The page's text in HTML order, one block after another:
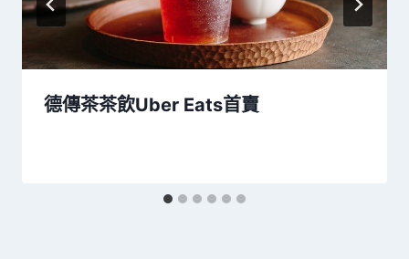
德傳茶茶飲Uber Eats首賣